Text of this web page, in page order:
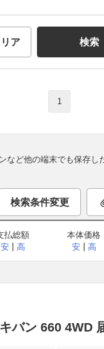
ア 検索
1
など他の端末でも保存し
検索条件変更
払総額
安
高
本体価格
安
高
バン 660 4WD